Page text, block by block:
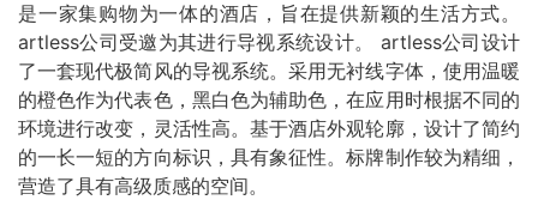
是一家集购物为一体的酒店，旨在提供新颖的生活方式。
artless公司受邀为其进行导视系统设计。 artless公司设计
了一套现代极简风的导视系统。采用无衬线字体，使用温暖
的橙色作为代表色，黑白色为辅助色，在应用时根据不同的
环境进行改变，灵活性高。基于酒店外观轮廓，设计了简约
的一长一短的方向标识，具有象征性。标牌制作较为精细，
营造了具有高级质感的空间。